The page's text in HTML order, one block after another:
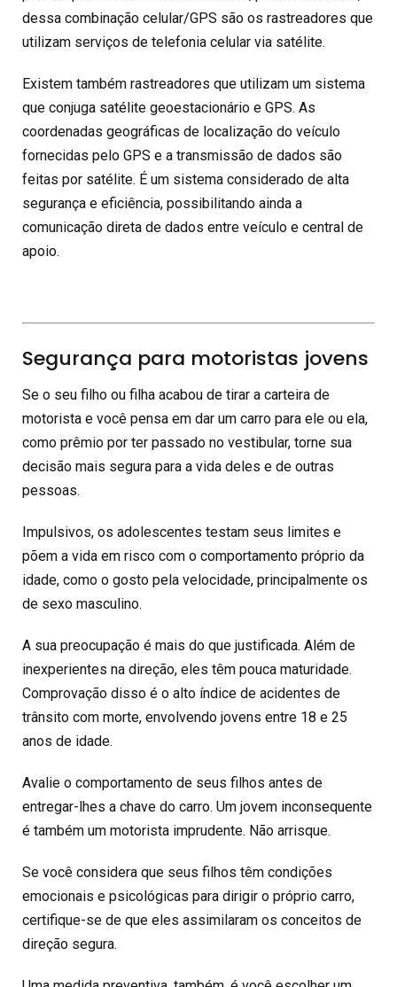
dessa combinação celular/GPS são os rastreadores que
utilizam serviços de telefonia celular via satélite.
Existem também rastreadores que utilizam um sistema
que conjuga satélite geoestacionário e GPS. As
coordenadas geográficas de localização do veículo
fornecidas pelo GPS e a transmissão de dados são
feitas por satélite. É um sistema considerado de alta
segurança e eficiência, possibilitando ainda a
comunicação direta de dados entre veículo e central de
apoio.
Segurança para motoristas jovens
Se o seu filho ou filha acabou de tirar a carteira de
motorista e você pensa em dar um carro para ele ou ela,
como prêmio por ter passado no vestibular, torne sua
decisão mais segura para a vida deles e de outras
pessoas.
Impulsivos, os adolescentes testam seus limites e
põem a vida em risco com o comportamento próprio da
idade, como o gosto pela velocidade, principalmente os
de sexo masculino.
A sua preocupação é mais do que justificada. Além de
inexperientes na direção, eles têm pouca maturidade.
Comprovação disso é o alto índice de acidentes de
trânsito com morte, envolvendo jovens entre 18 e 25
anos de idade.
Avalie o comportamento de seus filhos antes de
entregar-lhes a chave do carro. Um jovem inconsequente
é também um motorista imprudente. Não arrisque.
Se você considera que seus filhos têm condições
emocionais e psicológicas para dirigir o próprio carro,
certifique-se de que eles assimilaram os conceitos de
direção segura.